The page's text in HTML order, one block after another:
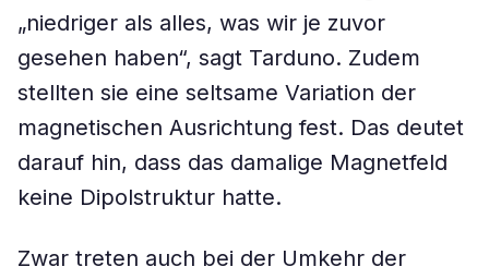
„niedriger als alles, was wir je zuvor
gesehen haben“, sagt Tarduno. Zudem
stellten sie eine seltsame Variation der
magnetischen Ausrichtung fest. Das deutet
darauf hin, dass das damalige Magnetfeld
keine Dipolstruktur hatte.
Zwar treten auch bei der Umkehr der